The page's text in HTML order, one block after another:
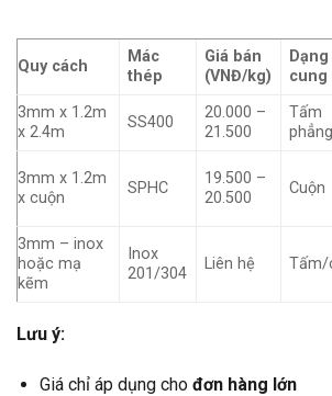
Quy cách
Mác
thép
Giá bán
(VNĐ/kg)
Dạng
cung
3mm x 1.2m
x 2.4m
SS400
20.000 –
21.500
Tấm
phẳng
3mm x 1.2m
x cuộn
SPHC
19.500 –
20.500
Cuộn
3mm – inox
hoặc mạ
kẽm
Inox
201/304
Liên hệ Tấm/
Lưu ý:
Giá chỉ áp dụng cho đơn hàng lớn